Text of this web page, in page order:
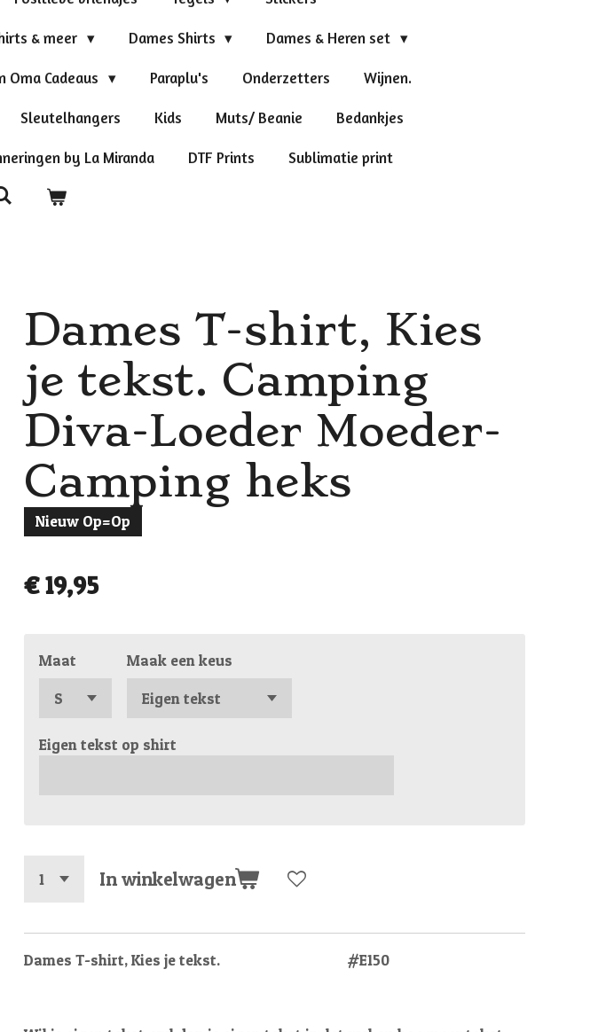
& meer Dames Shirts Dames & Heren set
Oma Cadeaus Paraplu's Onderzetters Wijnen.
Sleutelhangers Kids Muts/ Beanie Bedankjes
by La Miranda DTF Prints Sublimatie print
Dames T-shirt, Kies
je tekst. Camping
Diva-Loeder Moeder-
Camping heks
Nieuw Op=Op
€ 19,95
Maat Maak een keus
Eigen tekst op shirt
In winkelwagen
Dames T-shirt, Kies je tekst. #E150